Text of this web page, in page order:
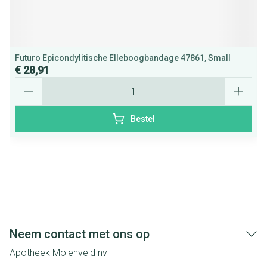
Futuro Epicondylitische Elleboogbandage 47861, Small
€ 28,91
Bestel
Neem contact met ons op
Apotheek Molenveld nv